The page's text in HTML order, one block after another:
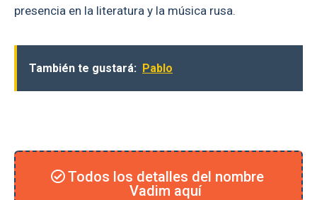
presencia en la literatura y la música rusa.
También te gustará: Pablo
Todos los detalles del nombre
Vadim aquí